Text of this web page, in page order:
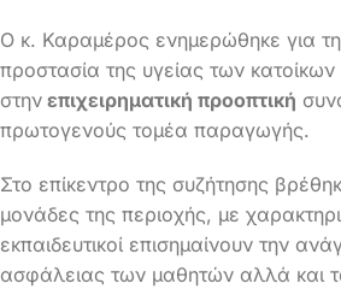
Ο κ. Καραμέρος ενημερώθηκε για
προστασία της υγείας των
στην επιχειρηματική προοπτική
πρωτογενούς τομέα παραγωγής.
Στο επίκεντρο της συζήτησης
μονάδες της περιοχής, με
εκπαιδευτικοί επισημαίνουν την
ασφάλειας των μαθητών αλλά και